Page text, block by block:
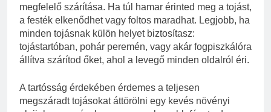
megfelelő szárítása. Ha túl hamar érinted meg a tojást,
a festék elkenődhet vagy foltos maradhat. Legjobb, ha
minden tojásnak külön helyet biztosítasz:
tojástartóban, pohár peremén, vagy akár fogpiszkálóra
állítva szárítod őket, ahol a levegő minden oldalról éri.
A tartósság érdekében érdemes a teljesen
megszáradt tojásokat áttörölni egy kevés növényi